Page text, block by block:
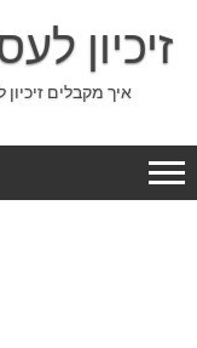
content
זיכיון
איך מקבלים